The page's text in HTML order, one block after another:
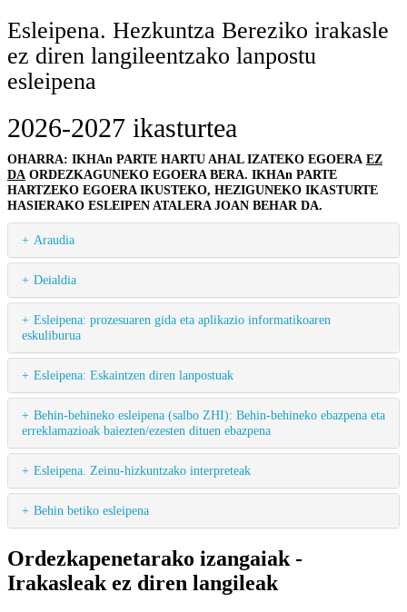
Esleipena. Hezkuntza Bereziko irakasle
ez diren langileentzako lanpostu
esleipena
2026-2027 ikasturtea
OHARRA: IKHAn PARTE HARTU AHAL IZATEKO EGOERA EZ
DA ORDEZKAGUNEKO EGOERA BERA. IKHAn PARTE
HARTZEKO EGOERA IKUSTEKO, HEZIGUNEKO IKASTURTE
HASIERAKO ESLEIPEN ATALERA JOAN BEHAR DA.
Araudia
Deialdia
Esleipena: prozesuaren gida eta aplikazio informatikoaren
eskuliburua
Esleipena: Eskaintzen diren lanpostuak
Behin-behineko esleipena (salbo ZHI): Behin-behineko ebazpena eta
erreklamazioak baiezten/ezesten dituen ebazpena
Esleipena. Zeinu-hizkuntzako interpreteak
Behin betiko esleipena
Ordezkapenetarako izangaiak -
Irakasleak ez diren langileak